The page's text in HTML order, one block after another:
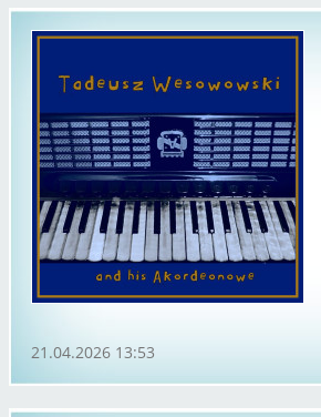
21.04.2026 13:53